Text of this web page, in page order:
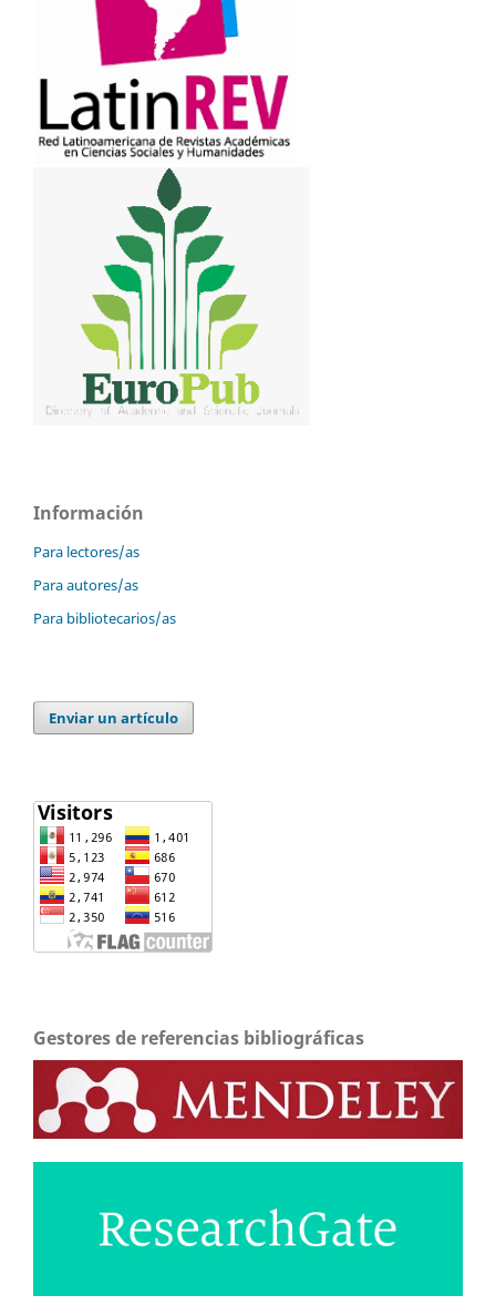
Información
Para lectores/as
Para autores/as
Para bibliotecarios/as
Enviar un artículo
Gestores de referencias bibliográficas